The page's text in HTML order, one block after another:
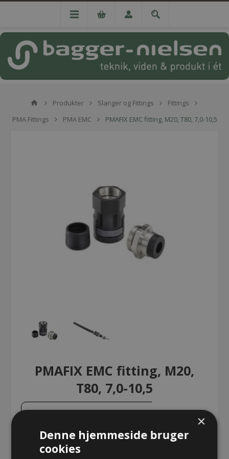
Produkter Slanger og Fittings
Fittings
PMA Fittings
PMA EMC PMAFIX EMC fitting, M20, T80, 7,0-10,5
PMAFIX EMC fitting, M20,
T80, 7,0-10,5
×
Denne hjemmeside bruger
cookies